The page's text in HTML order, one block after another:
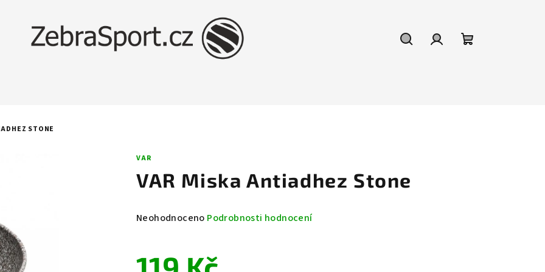
STONE
VAR
VAR Miska Antiadhez Stone
Průměrné
je
Neohodnoceno Podrobnosti hodnocení